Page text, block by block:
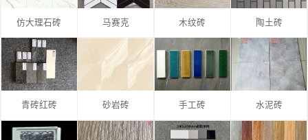
仿大理石砖 马赛克 木纹砖 陶土砖
青砖红砖 砂岩砖 手工砖 水泥砖